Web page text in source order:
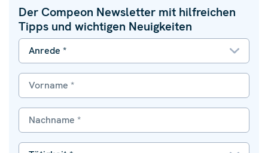
Der Compeon Newsletter mit hilfreichen
Tipps und wichtigen Neuigkeiten